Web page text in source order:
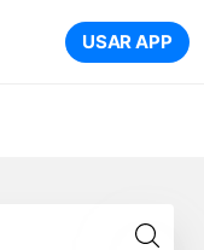
USAR APP